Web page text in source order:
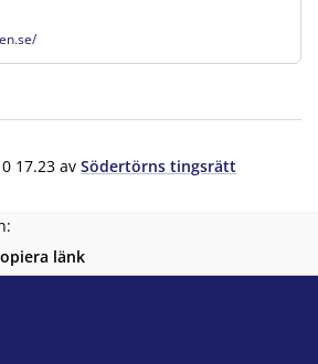
17.23 av Södertörns tingsrätt
länk